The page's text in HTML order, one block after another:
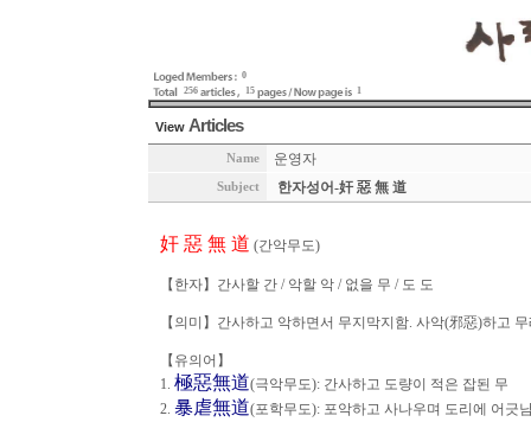
0
256
15 1
View Articles
Name 운영자
Subject 한자성어-奸 惡 無 道
奸 惡 無 道 (간악무도)
【한자】간사할 간 / 악할 악 / 없을 무 / 도 도
【의미】간사하고 악하면서 무지막지함. 사악(邪惡)하고
【유의어】
1. 極惡無道(극악무도): 간사하고 도량이 적은 잡된 무
2. 暴虐無道(포학무도): 포악하고 사나우며 도리에 어긋